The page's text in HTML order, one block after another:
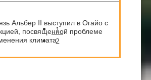
Альбер II выступил в Огайо с
посвященной проблеме
климата
1
2